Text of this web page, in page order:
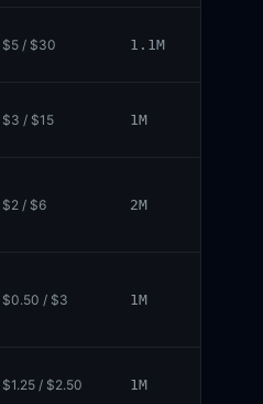
$5 / $30 1.1M
$3 / $15 1M
$2 / $6 2M
$0.50 / $3 1M
$1.25 / $2.50 1M